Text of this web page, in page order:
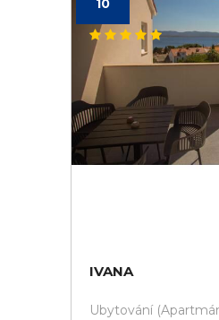
10
IVANA
Ubytování